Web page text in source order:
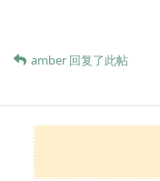
amber 回复了此帖